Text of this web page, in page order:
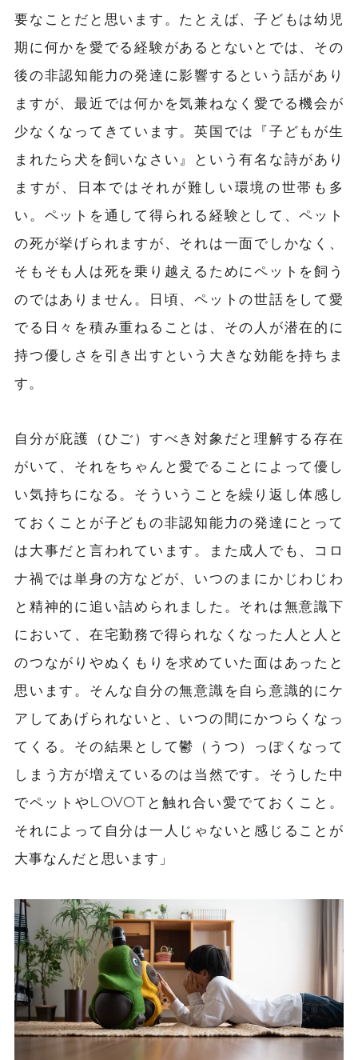
要なことだと思います。たとえば、子どもは幼児
期に何かを愛でる経験があるとないとでは、その
後の非認知能力の発達に影響するという話があり
ますが、最近では何かを気兼ねなく愛でる機会が
少なくなってきています。英国では『子どもが生
まれたら犬を飼いなさい』という有名な詩があり
ますが、日本ではそれが難しい環境の世帯も多
い。ペットを通して得られる経験として、ペット
の死が挙げられますが、それは一面でしかなく、
そもそも人は死を乗り越えるためにペットを飼う
のではありません。日頃、ペットの世話をして愛
でる日々を積み重ねることは、その人が潜在的に
持つ優しさを引き出すという大きな効能を持ちま
す。
自分が庇護（ひご）すべき対象だと理解する存在
がいて、それをちゃんと愛でることによって優し
い気持ちになる。そういうことを繰り返し体感し
ておくことが子どもの非認知能力の発達にとって
は大事だと言われています。また成人でも、コロ
ナ禍では単身の方などが、いつのまにかじわじわ
と精神的に追い詰められました。それは無意識下
において、在宅勤務で得られなくなった人と人と
のつながりやぬくもりを求めていた面はあったと
思います。そんな自分の無意識を自ら意識的にケ
アしてあげられないと、いつの間にかつらくなっ
てくる。その結果として鬱（うつ）っぽくなって
しまう方が増えているのは当然です。そうした中
でペットやLOVOTと触れ合い愛でておくこと。
それによって自分は一人じゃないと感じることが
大事なんだと思います」